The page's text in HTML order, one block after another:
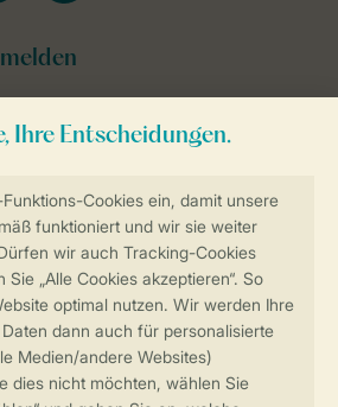
zur Online-Buchung